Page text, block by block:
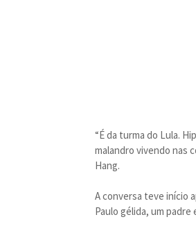
“É da turma do Lula.
malandro vivendo nas
Hang.
A conversa teve início
Paulo gélida, um